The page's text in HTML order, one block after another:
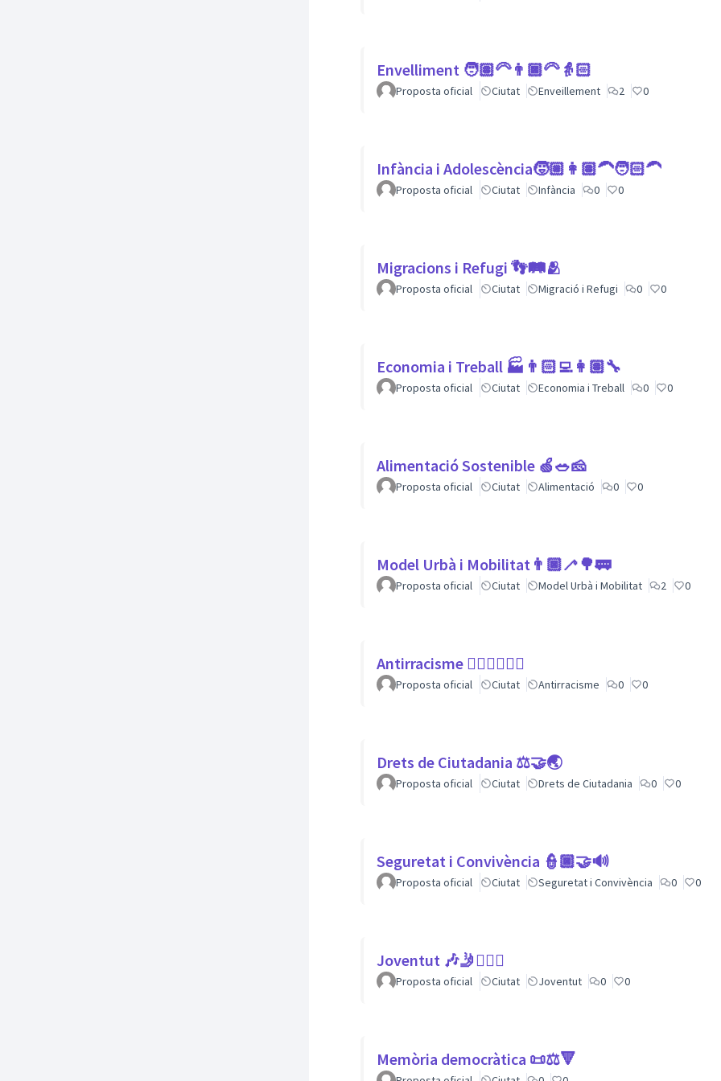
Envelliment 🧑🏽‍🦳👨🏿‍🦳👵🏻
Proposta oficial Ciutat Enveillement 2 0
Infància i Adolescència🧒🏼👩🏽‍🦱🧑🏻‍🦱
Proposta oficial Ciutat Infància 0 0
Migracions i Refugi 👣🛤🫂
Proposta oficial Ciutat Migració i Refugi 0 0
Economia i Treball 🏭👨🏻‍💻👩🏽‍🔧
Proposta oficial Ciutat Economia i Treball 0 0
Alimentació Sostenible 🍏🥗🧀
Proposta oficial Ciutat Alimentació 0 0
Model Urbà i Mobilitat👨🏿‍🦯🌳🚃
Proposta oficial Ciutat Model Urbà i Mobilitat 2 0
Antirracisme ✊🏾✊🏼✊🏿
Proposta oficial Ciutat Antirracisme 0 0
Drets de Ciutadania ⚖️🤝🌏
Proposta oficial Ciutat Drets de Ciutadania 0 0
Seguretat i Convivència 👮🏿🤝🔊
Proposta oficial Ciutat Seguretat i Convivència 0 0
Joventut 🎶🤳🙇🏽‍♀
Proposta oficial Ciutat Joventut 0 0
Memòria democràtica 📜⚖️🔻